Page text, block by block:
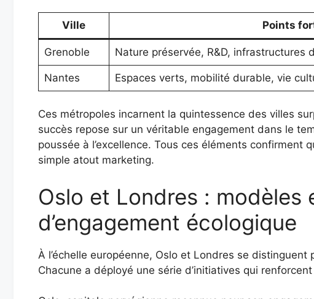
Ville Points
Grenoble Nature préservée, R&D, infrastructures
Nantes Espaces verts, mobilité durable, vie
Ces métropoles incarnent la quintessence des villes
succès repose sur un véritable engagement dans le
poussée à l’excellence. Tous ces éléments
simple atout marketing.
Oslo et Londres : modèles
d’engagement écologique
À l’échelle européenne, Oslo et Londres se
Chacune a déployé une série d’initiatives qui